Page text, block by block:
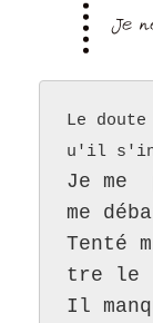
Je
Le
u'il
Je me
me
Tenté
tre le
Il